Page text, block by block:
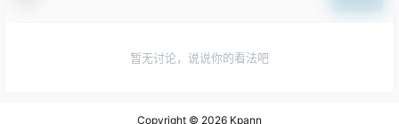
暂无讨论，说说你的看法吧
Copyright © 2026 Kpann